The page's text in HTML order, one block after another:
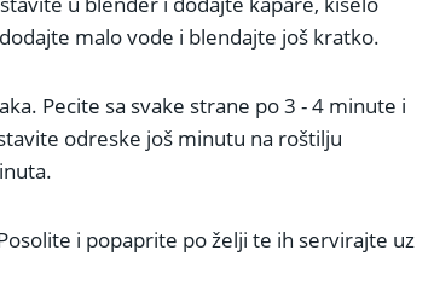
malo vode i blendajte još kratko.
Pecite sa svake strane po 3 - 4 minute i
odreske još minutu na roštilju
i popaprite po želji te ih servirajte uz